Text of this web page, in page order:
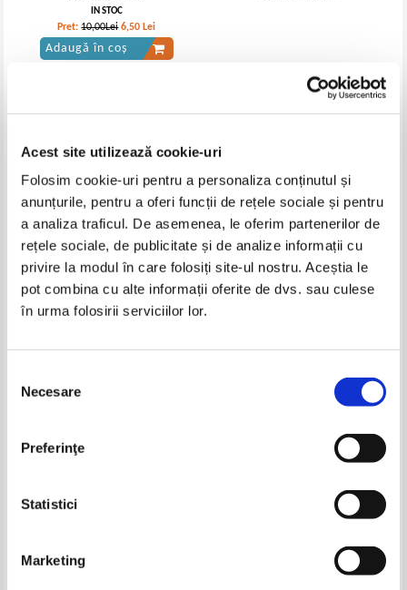
Acest site utilizează cookie-uri
Folosim cookie-uri pentru a personaliza conținutul și
anunțurile, pentru a oferi funcții de rețele sociale și pentru
a analiza traficul. De asemenea, le oferim partenerilor de
rețele sociale, de publicitate și de analize informații cu
privire la modul în care folosiți site-ul nostru. Aceștia le
pot combina cu alte informații oferite de dvs. sau culese
în urma folosirii serviciilor lor.
consimțământului
Necesare
Preferinţe
Statistici
Marketing
IN STOC
Pret:10,00Lei 6,50 Lei
Adaugă în coș
Simion Harnea - Legende si
Simion Harnea - Datinele si